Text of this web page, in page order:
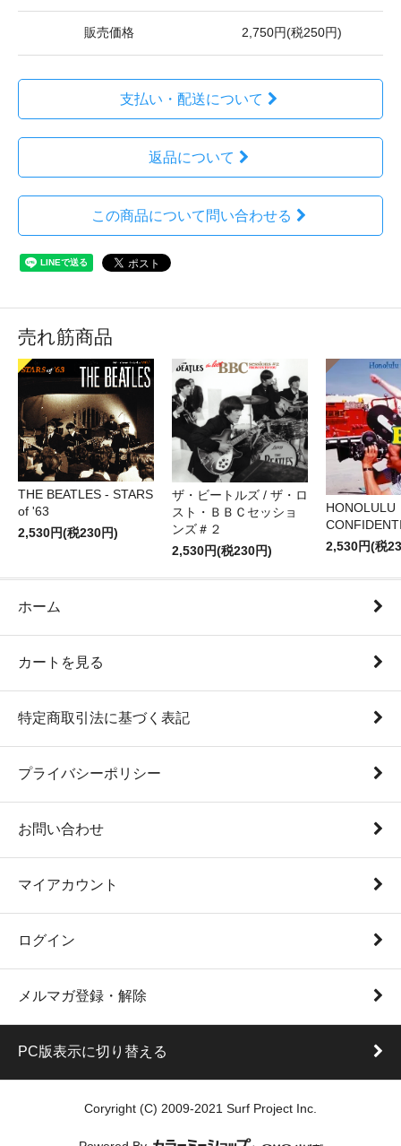
販売価格 2,750円(税250円)
支払い・配送について
返品について
この商品について問い合わせる
売れ筋商品
THE BEATLES - STARS
of '63
2,530円(税230円)
ザ・ビートルズ / ザ・ロ
スト・ＢＢＣセッショ
ンズ＃２
2,530円(税230円)
HONOLULU
2,530円(税
ホーム
カートを見る
特定商取引法に基づく表記
プライバシーポリシー
お問い合わせ
マイアカウント
ログイン
メルマガ登録・解除
PC版表示に切り替える
Coryright (C) 2009-2021 Surf Project Inc.